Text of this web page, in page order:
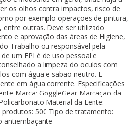
os olhos contra impactos, risco de
por exemplo operações de pintura,
outras. Deve ser utilizado
e aprovação das áreas de Higiene,
Trabalho ou responsável pela
um EPI é de uso pessoal e
a limpeza do oculos com
com água e sabão neutro. E
em água corrente. Especificações
Marca: GoggleGear Marcação da
Material da Lente:
produtos: 500 Tipo de tratamento:
antiembaçante